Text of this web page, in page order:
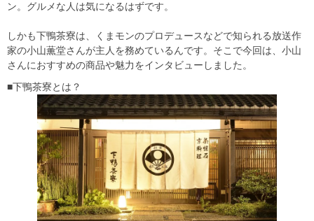
ン。グルメな人は気になるはずです。
しかも下鴨茶寮は、くまモンのプロデュースなどで知られる放送作
家の小山薫堂さんが主人を務めているんです。そこで今回は、小山
さんにおすすめの商品や魅力をインタビューしました。
■下鴨茶寮とは？